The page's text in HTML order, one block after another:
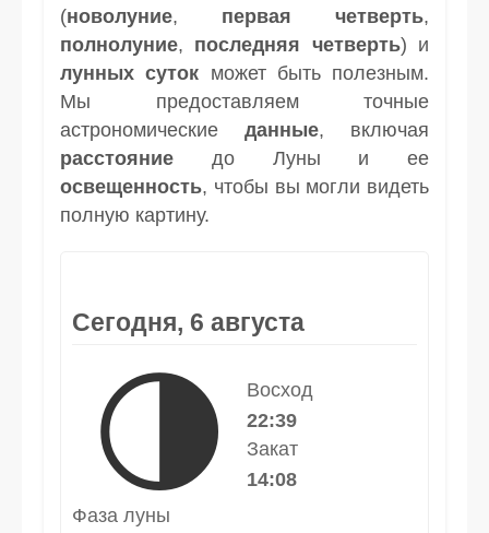
(новолуние, первая четверть,
полнолуние, последняя четверть) и
лунных суток может быть полезным.
Мы предоставляем точные
астрономические данные, включая
расстояние до Луны и ее
освещенность, чтобы вы могли видеть
полную картину.
Сегодня, 6 августа
🌗
Восход
22:39
Закат
14:08
Фаза луны